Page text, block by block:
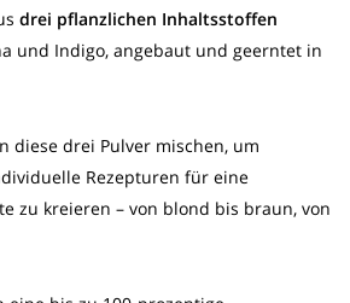
drei pflanzlichen Inhaltsstoffen
und Indigo, angebaut und geerntet in
diese drei Pulver mischen, um
Rezepturen für eine
zu kreieren – von blond bis braun, von